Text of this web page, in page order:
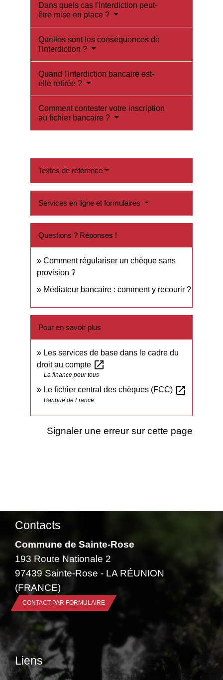
Dans quels cas l'interdiction peut-
être mise en place ?
Quelles sont les conséquences de
l'interdiction ?
Quand l'interdiction bancaire est-
elle retirée ?
Comment contester votre inscription
au fichier bancaire ?
Textes de référence
Services en ligne et formulaires
Questions ? Réponses !
Comment régulariser un chèque sans
provision ?
Médiateur bancaire : comment y recourir ?
Pour en savoir plus
Les services de base dans le cadre du
droit au compte open_in_new
La finance pour tous
Le fichier central des chèques (FCC) open_in_new
Banque de France
Signaler une erreur sur cette page
Contacts
Commune de Sainte-Rose
193 Route Nationale 2
97439 Sainte-Rose - LA RÉUNION
(FRANCE)
CONTACT PAR FORMULAIRE
Liens